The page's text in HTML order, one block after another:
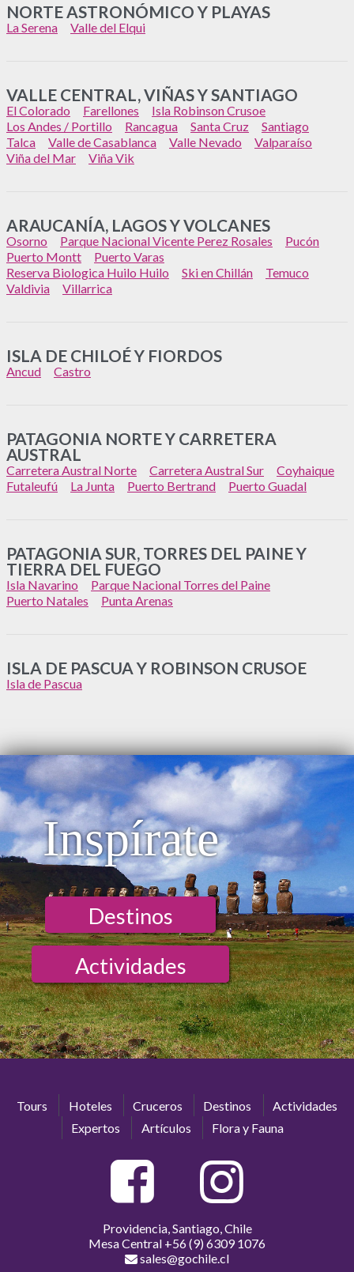
NORTE ASTRONÓMICO Y PLAYAS
La Serena Valle del Elqui
VALLE CENTRAL, VIÑAS Y SANTIAGO
El Colorado Farellones
Isla Robinson Crusoe
Los Andes / Portillo
Rancagua Santa Cruz
Santiago
Talca
Valle de Casablanca Valle Nevado
Valparaíso
Viña del Mar
Viña Vik
ARAUCANÍA, LAGOS Y VOLCANES
Osorno Parque Nacional Vicente Perez Rosales
Pucón
Puerto Montt
Puerto Varas
Reserva Biologica Huilo Huilo
Ski en Chillán
Temuco
Valdivia
Villarrica
ISLA DE CHILOÉ Y FIORDOS
Ancud Castro
PATAGONIA NORTE Y CARRETERA
AUSTRAL
Carretera Austral Norte Carretera Austral Sur
Coyhaique
Futaleufú
La Junta Puerto Bertrand Puerto Guadal
PATAGONIA SUR, TORRES DEL PAINE Y
TIERRA DEL FUEGO
Isla Navarino
Parque Nacional Torres del Paine
Puerto Natales
Punta Arenas
ISLA DE PASCUA Y ROBINSON CRUSOE
Isla de Pascua
Inspírate
Destinos
Actividades
Tours Hoteles Cruceros Destinos
Actividades
Expertos
Artículos Flora y Fauna
Providencia, Santiago, Chile
Mesa Central +56 (9) 6309 1076
sales@gochile.cl